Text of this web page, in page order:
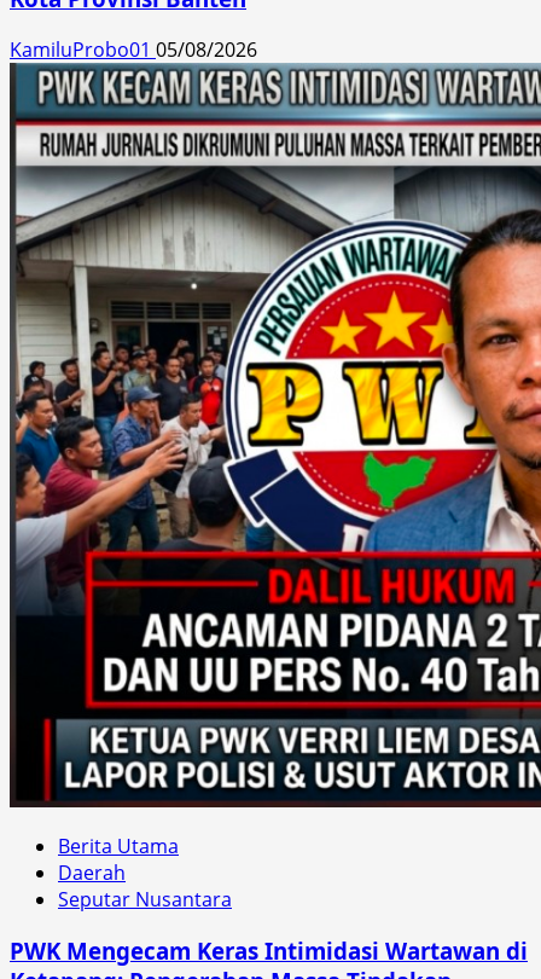
KamiluProbo01 05/08/2026
Berita Utama
Daerah
Seputar Nusantara
PWK Mengecam Keras Intimidasi Wartawan di